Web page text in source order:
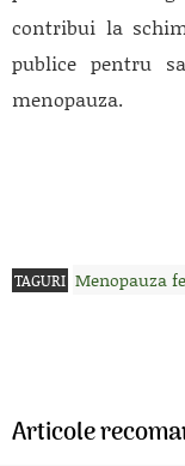
contribui la
publice pentru
menopauza.
TAGURI Menopauza
Articole